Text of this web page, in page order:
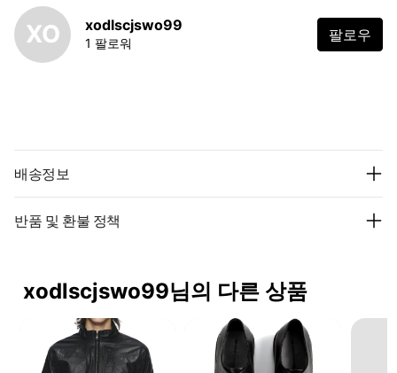
XO xodlscjswo99
1 팔로워 팔로우
배송정보
반품 및 환불 정책
xodlscjswo99님의 다른 상품